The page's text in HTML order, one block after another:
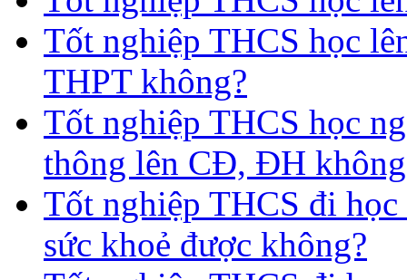
Tốt nghiệp THCS học
THPT không?
Tốt nghiệp THCS học
thông lên CĐ, ĐH
Tốt nghiệp THCS đi học
sức khoẻ được không?